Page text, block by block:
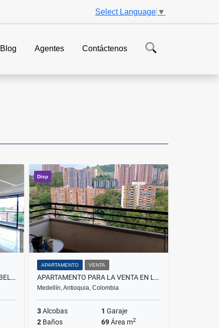
Select Language ▼
Blog Agentes Contáctenos
PENT HOUSE PARA LA VENTA EN BELÉN ROSALES
Disp
APARTAMENTO VENTA
APARTAMENTO PARA LA VENTA EN LA MOTA
Medellín, Antioquia, Colombia
3Alcobas 1 Garaje
2 Baños 69Área m2